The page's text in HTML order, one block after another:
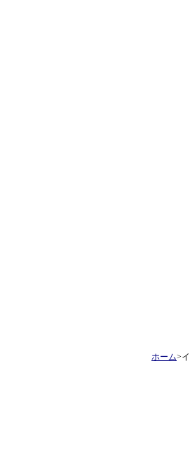
ホーム>